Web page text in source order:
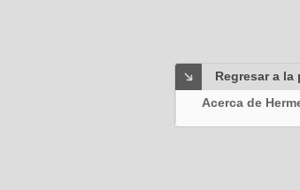
Regresar a
Acerca de